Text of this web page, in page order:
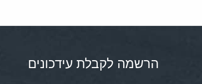
הרשמה לקבלת עידכונים